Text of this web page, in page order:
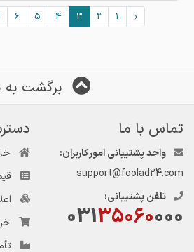
‹
1
2
3
4
5
6
برگشت به
تماس با ما
واحد پشتیبانی امور کاربران:
support@foolad24.com
تلفن پشتیبانی:
03135060000